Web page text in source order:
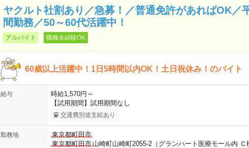
ヤクルト社割あり／急募！／普通免許があればOK／
間勤務／50～60代活躍中！
アルバイト 職種未経験OK
60歳以上活躍中！1日5時間以内OK！土日祝休み！のバイト
給与
時給1,570円～
【試用期間】試用期間なし
交通費別途支給あり
勤務地
東京都町田市
東京都町田市山崎町山崎町2055-2（グランハート医療モール内 Ｃ